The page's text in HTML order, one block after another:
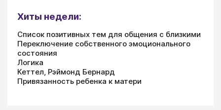
Хиты недели:
Список позитивных тем для общения с близкими
Переключение собственного эмоционального
состояния
Логика
Кеттел, Рэймонд Бернард
Привязанность ребенка к матери